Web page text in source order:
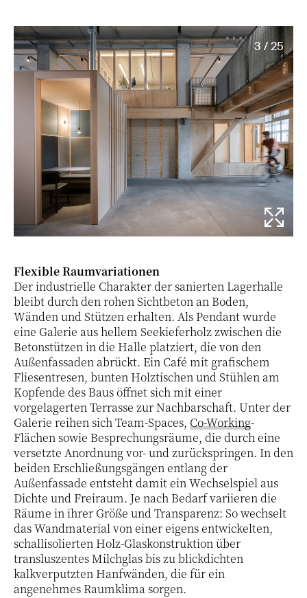
3 / 25
Flexible Raumvariationen
Der industrielle Charakter der sanierten Lagerhalle
bleibt durch den rohen Sichtbeton an Boden,
Wänden und Stützen erhalten. Als Pendant wurde
eine Galerie aus hellem Seekieferholz zwischen die
Betonstützen in die Halle platziert, die von den
Außenfassaden abrückt. Ein Café mit grafischem
Fliesentresen, bunten Holztischen und Stühlen am
Kopfende des Baus öffnet sich mit einer
vorgelagerten Terrasse zur Nachbarschaft. Unter der
Galerie reihen sich Team-Spaces, Co-Working-
Flächen sowie Besprechungsräume, die durch eine
versetzte Anordnung vor- und zurückspringen. In den
beiden Erschließungsgängen entlang der
Außenfassade entsteht damit ein Wechselspiel aus
Dichte und Freiraum. Je nach Bedarf variieren die
Räume in ihrer Größe und Transparenz: So wechselt
das Wandmaterial von einer eigens entwickelten,
schallisolierten Holz-Glaskonstruktion über
transluszentes Milchglas bis zu blickdichten
kalkverputzten Hanfwänden, die für ein
angenehmes Raumklima sorgen.